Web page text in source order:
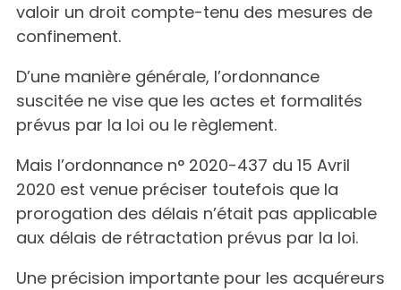
valoir un droit compte-tenu des mesures de
confinement.
D’une manière générale, l’ordonnance
suscitée ne vise que les actes et formalités
prévus par la loi ou le règlement.
Mais l’ordonnance n° 2020-437 du 15 Avril
2020 est venue préciser toutefois que la
prorogation des délais n’était pas applicable
aux délais de rétractation prévus par la loi.
Une précision importante pour les acquéreurs